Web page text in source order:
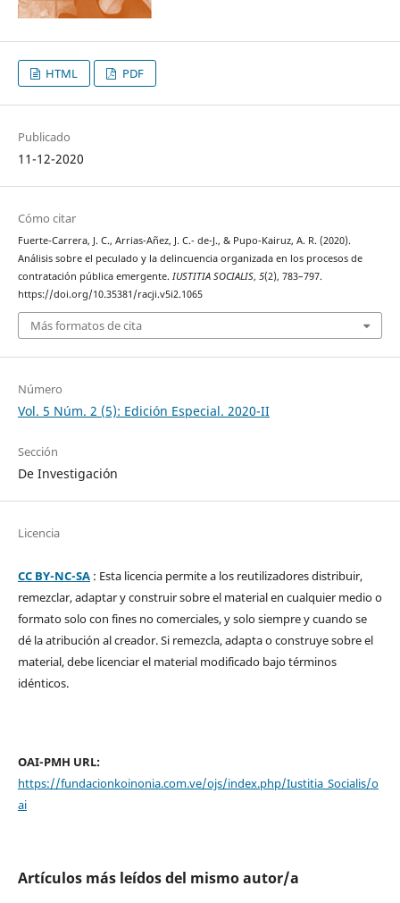
HTML PDF
Publicado
11-12-2020
Cómo citar
Fuerte-Carrera, J. C., Arrias-Añez, J. C.- de-J., & Pupo-Kairuz, A. R. (2020).
Análisis sobre el peculado y la delincuencia organizada en los procesos de
contratación pública emergente. IUSTITIA SOCIALIS, 5(2), 783–797.
https://doi.org/10.35381/racji.v5i2.1065
Más formatos de cita
Número
Vol. 5 Núm. 2 (5): Edición Especial. 2020-II
Sección
De Investigación
Licencia
CC BY-NC-SA: Esta licencia permite a los reutilizadores distribuir,
remezclar, adaptar y construir sobre el material en cualquier medio o
formato solo con fines no comerciales, y solo siempre y cuando se
dé la atribución al creador. Si remezcla, adapta o construye sobre el
material, debe licenciar el material modificado bajo términos
idénticos.
OAI-PMH URL:
https://fundacionkoinonia.com.ve/ojs/index.php/Iustitia_Socialis/o
ai
Artículos más leídos del mismo autor/a